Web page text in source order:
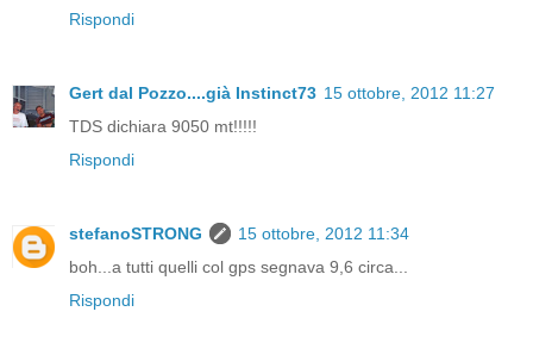
Rispondi
Gert dal Pozzo....già Instinct73 15 ottobre, 2012 11:27
TDS dichiara 9050 mt!!!!!
Rispondi
stefanoSTRONG
15 ottobre, 2012 11:34
boh...a tutti quelli col gps segnava 9,6 circa...
Rispondi